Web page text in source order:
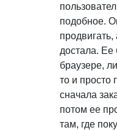
подобное.
достала. Ее
браузере,
то и просто
сначала
потом ее
там, где